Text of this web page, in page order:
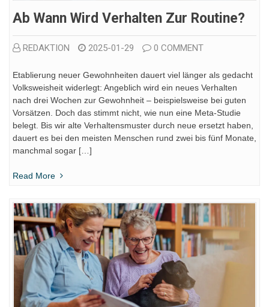
Ab Wann Wird Verhalten Zur Routine?
REDAKTION 2025-01-29 0 COMMENT
Etablierung neuer Gewohnheiten dauert viel länger als gedacht
Volksweisheit widerlegt: Angeblich wird ein neues Verhalten
nach drei Wochen zur Gewohnheit – beispielsweise bei guten
Vorsätzen. Doch das stimmt nicht, wie nun eine Meta-Studie
belegt. Bis wir alte Verhaltensmuster durch neue ersetzt haben,
dauert es bei den meisten Menschen rund zwei bis fünf Monate,
manchmal sogar […]
Read More